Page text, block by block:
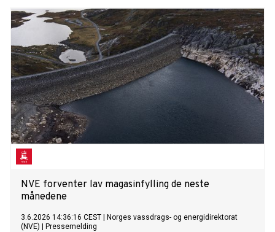
NVE forventer lav magasinfylling de neste
månedene
3.6.2026 14:36:16 CEST
Norges vassdrags- og energidirektorat
(NVE)
Pressemelding